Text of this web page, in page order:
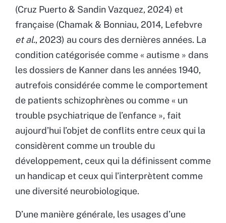
(Cruz Puerto & Sandin Vazquez, 2024) et
française (Chamak & Bonniau, 2014, Lefebvre
et al., 2023) au cours des dernières années. La
condition catégorisée comme « autisme » dans
les dossiers de Kanner dans les années 1940,
autrefois considérée comme le comportement
de patients schizophrènes ou comme « un
trouble psychiatrique de l’enfance », fait
aujourd’hui l’objet de conflits entre ceux qui la
considèrent comme un trouble du
développement, ceux qui la définissent comme
un handicap et ceux qui l’interprètent comme
une diversité neurobiologique.
D’une manière générale, les usages d’une